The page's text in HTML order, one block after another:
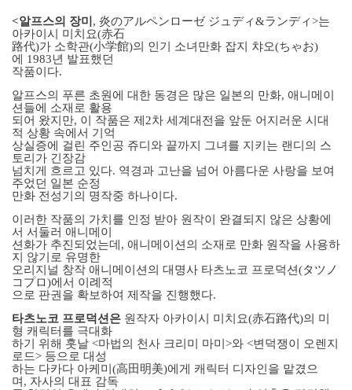
<알프스의 장미 , 炎のアルペンローゼ ジュディ&ランディ>는
아카이시 미치요(赤石
路代)가 소학관(小学館)의 인기 소녀만화 잡지 챠오(ちゃお)
에 1983년 발표했던
작품이다.
알프스의 푸른 초원에 대한 동경은 많은 일본의 만화, 애니메이
션들에 소재로 활용
되어 왔지만, 이 작품은 제 2차 세계대전을 앞둔 어지러운 시대
적 상황 속에서 기억
상실증에 걸린 주인공 쥬디와 끝까지 그녀를 지키는 랜디의 스
토리가 긴장감
넘치게 흐르고 있다. 역경과 고난을 넘어 아름다운 사랑을 보여
주었던 일본 순정
만화 전성기의 명작중 하나이다.
이러한 작품의 가치를 인정 받아 원작이 완결되지 않은 상황에
서 서둘러 애니메이
션화가 추진되었는데 , 애니메이션의 소재로 만화 원작을 사용하
지 않기로 유명한
오리지널 창작 애니메이션의 대명사 타츠노코 프로덕션(タツノ
コプロ)에서 이례적
으로 판권을 확보하여 제작을 진행했다.
타츠노코 프로덕션은 원작자 아카이시 미치요(赤石路代)의 미
형 캐릭터를 극대화
하기 위해 훗날 <마법의 천사 크리미 마미 >와 <변덕쟁이 오렌지
로드> 등으로 대성
하는 다카다 아케미 (高田明美)에게 캐릭터 디자인을 맡겼으
며 , 자사의 대표 감독